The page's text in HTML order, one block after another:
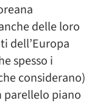
delle loro
dell’Europa
spesso i
considerano)
parellelo piano